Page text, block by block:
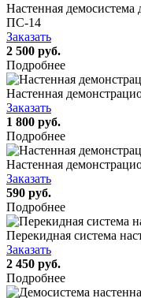
Настенная демосистема
ПС-14
Заказать
2 500 руб.
Подробнее
Настенная
Заказать
1 800 руб.
Подробнее
Настенная
Заказать
590 руб.
Подробнее
Перекидная система
Заказать
2 450 руб.
Подробнее